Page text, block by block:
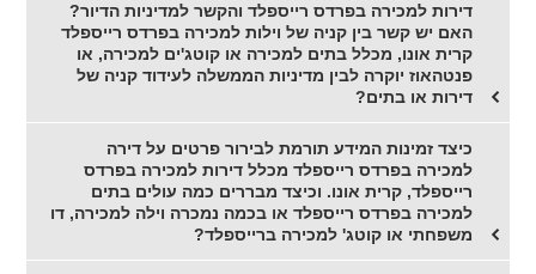
דירות למכירה בפרדס רייספלד והקשר למדיניות הדיור?
האם יש קשר בין קניה של וילות למכירה בפרדס רייספלד
קרית אונו, מכלל בתים למכירה או קוטג'ים למכירה, או
פנטהאוז יוקרה לבין מדיניות הממשלה לעידוד קניה של
דירות או בתים?
כיצד זמינות המידע תורמת לבירור פרטים על דירה
למכירה בפרדס רייספלד מכלל דירות למכירה בפרדס
רייספלד, קרית אונו. וכיצד מבררים כמה עולים בתים
למכירה בפרדס רייספלד או בכמה נמכרה וילה למכירה, דו
משפחתי או קוטג' למכירה ברייספלד?